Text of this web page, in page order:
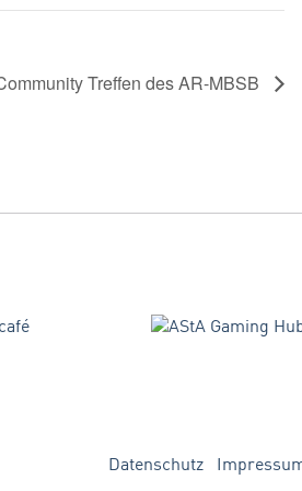
Treffen des AR-MBSB
Datenschutz